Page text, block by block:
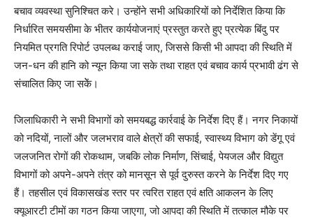
बचाव व्यवस्था सुनिश्चित करे। उन्होंने सभी अधिकारियों को निर्देशित किया कि
निर्धारित समयसीमा के भीतर कार्ययोजनाएं प्रस्तुत करते हुए प्रत्येक बिंदु पर
नियमित प्रगति रिपोर्ट उपलब्ध कराई जाए, जिससे किसी भी आपदा की स्थिति में
जन-धन की हानि को न्यून किया जा सके तथा राहत एवं बचाव कार्य प्रभावी ढंग से
संचालित किए जा सकेें।
जिलाधिकारी ने सभी विभागों को समयबद्ध कार्रवाई के निर्देश दिए हैं। नगर निकायों
को नदियों, नालों और जलभराव वाले क्षेत्रों की सफाई, स्वास्थ्य विभाग को डेंगू एवं
जलजनित रोगों की रोकथाम, जबकि लोक निर्माण, सिंचाई, पेयजल और विद्युत
विभागों को अपने-अपने तंत्र को मानसून से पूर्व दुरुस्त करने के निर्देश दिए गए
हैं। तहसील एवं विकासखंड स्तर पर त्वरित राहत एवं क्षति आकलन के लिए
क्यूआरटी टीमों का गठन किया जाएगा, जो आपदा की स्थिति में तत्काल मौके पर